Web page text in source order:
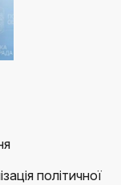
політичної